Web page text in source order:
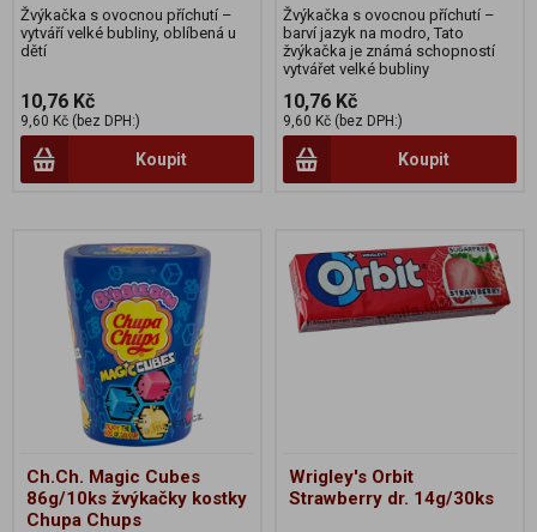
Žvýkačka s ovocnou příchutí –
vytváří velké bubliny, oblíbená u
dětí
10,76 Kč
9,60 Kč (bez DPH:)
Koupit
Žvýkačka s ovocnou příchutí –
barví jazyk na modro, Tato
žvýkačka je známá schopností
vytvářet velké bubliny
10,76 Kč
9,60 Kč (bez DPH:)
Koupit
Ch.Ch. Magic Cubes
86g/10ks žvýkačky kostky
Chupa Chups
Wrigley's Orbit
Strawberry dr. 14g/30ks